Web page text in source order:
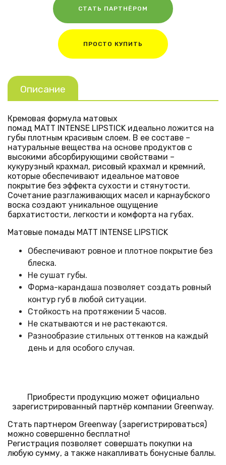
СТАТЬ ПАРТНЁРОМ
ПРОСТО КУПИТЬ
Описание
Кремовая формула матовых
помад MATT INTENSE LIPSTICK идеально ложится на
губы плотным красивым слоем. В ее составе –
натуральные вещества на основе продуктов с
высокими абсорбирующими свойствами –
кукурузный крахмал, рисовый крахмал и кремний,
которые обеспечивают идеальное матовое
покрытие без эффекта сухости и стянутости.
Сочетание разглаживающих масел и карнаубского
воска создают уникальное ощущение
бархатистости, легкости и комфорта на губах.
Матовые помады MATT INTENSE LIPSTICK
Обеспечивают ровное и плотное покрытие без
блеска.
Не сушат губы.
Форма-карандаша позволяет создать ровный
контур губ в любой ситуации.
Стойкость на протяжении 5 часов.
Не скатываются и не растекаются.
Разнообразие стильных оттенков на каждый
день и для особого случая.
Приобрести продукцию может официально
зарегистрированный партнёр компании Greenway.
Стать партнером Greenway (зарегистрироваться)
можно совершенно бесплатно!
Регистрация позволяет совершать покупки на
любую сумму, а также накапливать бонусные баллы.